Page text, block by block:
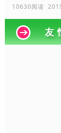
10630阅读